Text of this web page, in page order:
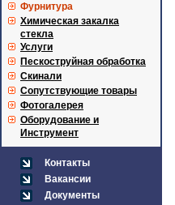
Фурнитура
Химическая закалка
стекла
Услуги
Пескоструйная обработка
Скинали
Сопутствующие товары
Фотогалерея
Оборудование и
Инструмент
Контакты
Вакансии
Документы